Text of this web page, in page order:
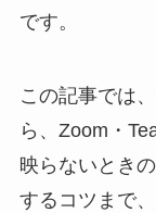
です。
この記事では
ら、Zoom・
映らないとき
するコツまで